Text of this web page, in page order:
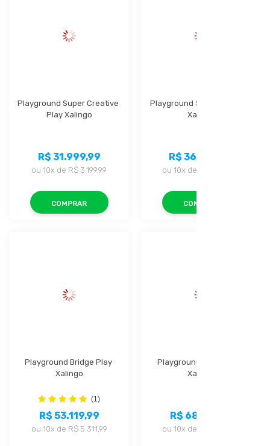
Playground Super Creative
Play Xalingo
R$ 31.999,99
ou 10x de R$ 3.199,99
COMPRAR
Playground Super Top Play
Xalingo
R$ 36.479,99
ou 10x de
COMPRAR
Playground Bridge Play
Xalingo
(1)
R$ 53.119,99
ou 10x de R$ 5.311,99
Playground Grand Play
Xalingo
R$ 68.159,99
ou 10x de